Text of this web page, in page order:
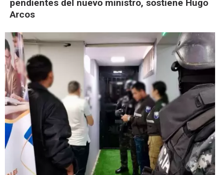
pendientes del nuevo ministro, sostiene Hugo
Arcos